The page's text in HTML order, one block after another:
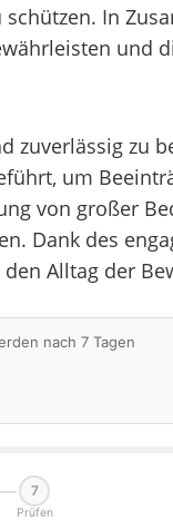
In
und
zuverlässig zu
um
von großer
Dank des
Alltag der
nach 7 Tagen
7
Prüfen